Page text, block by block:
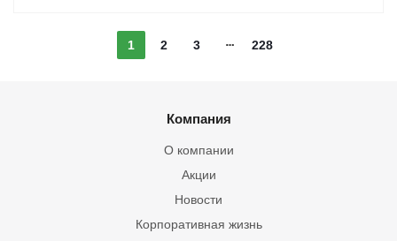
1 2 3 228
Компания
О компании
Акции
Новости
Корпоративная жизнь